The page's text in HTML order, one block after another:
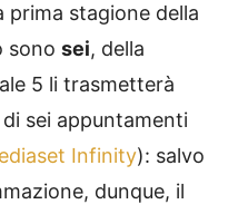
prima stagione della
sono sei, della
5 li trasmetterà
sei appuntamenti
Infinity): salvo
dunque, il